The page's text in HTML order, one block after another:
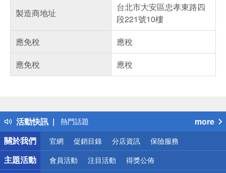
製造商地址
台北市大安區忠孝東路四
段221號10樓
應免稅
應稅
應免稅
應稅
活動快訊
得獎公告
熱門話題
銀行優惠
偏遠地區配送
詐騙網頁！請小心！
more
關於我們
官網 促銷目錄 分店資訊 保險服務
主題活動 會員活動 注目活動 得獎公佈